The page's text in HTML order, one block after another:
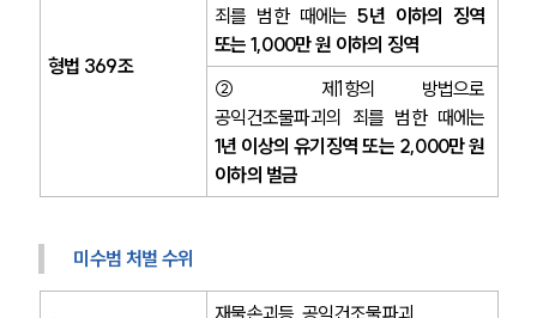
형법 369조
죄를 범한 때에는 5년 이하의 징역
또는 1,000만 원 이하의 징역
② 제1항의 방법으로
공익건조물파괴의 죄를 범한 때에는
1년 이상의 유기징역 또는 2,000만 원
이하의 벌금
미수범 처벌 수위